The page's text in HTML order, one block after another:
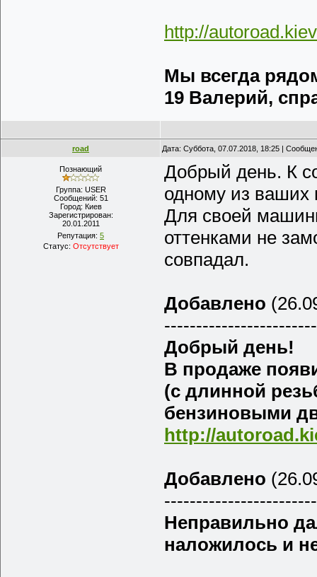
http://
Мы всегда
19 Валерий,
road Дата: Суббота, 07.07.2018, 18:25 |
Познающий
Группа: USER
Сообщений: 51
Город: Киев
Зарегистрирован:
20.01.2011
Репутация: 5
Статус: Отсутствует
Добрый день. К
одному из ваших
Для своей
оттенками не
совпадал.
Добавлено
Добрый день!
В продаже
(с длинной
бензиновыми
http://
Добавлено
Неправильно
наложилось и